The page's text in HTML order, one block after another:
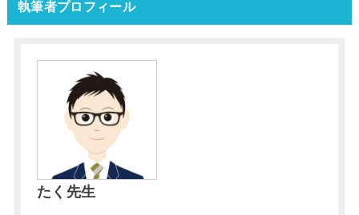
執筆者プロフィール
たく先生